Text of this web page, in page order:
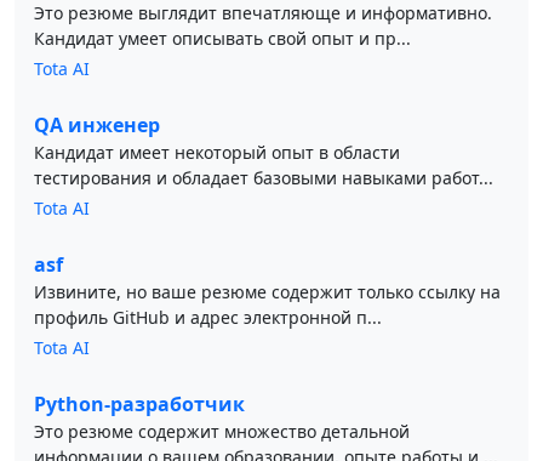
Это резюме выглядит впечатляюще и информативно.
Кандидат умеет описывать свой опыт и пр...
Tota AI
QA инженер
Кандидат имеет некоторый опыт в области
тестирования и обладает базовыми навыками работ...
Tota AI
asf
Извините, но ваше резюме содержит только ссылку на
профиль GitHub и адрес электронной п...
Tota AI
Python-разработчик
Это резюме содержит множество детальной